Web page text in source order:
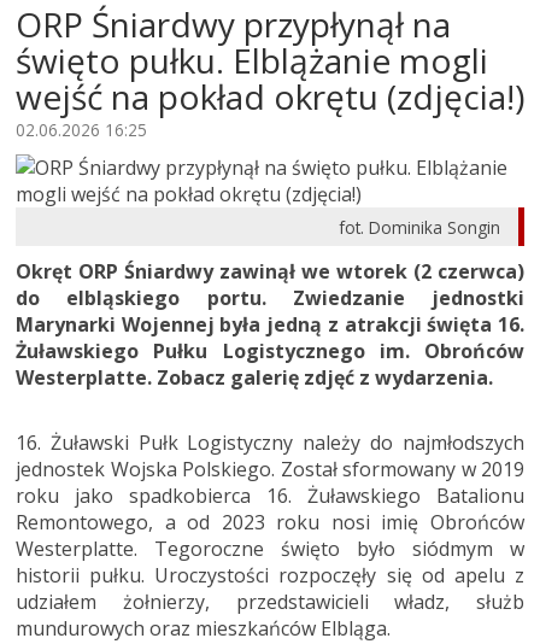
ORP Śniardwy przypłynął na
święto pułku. Elblążanie mogli
wejść na pokład okrętu (zdjęcia!)
02.06.2026 16:25
fot. Dominika Songin
Okręt ORP Śniardwy zawinął we wtorek (2 czerwca)
do elbląskiego portu. Zwiedzanie jednostki
Marynarki Wojennej była jedną z atrakcji święta 16.
Żuławskiego Pułku Logistycznego im. Obrońców
Westerplatte. Zobacz galerię zdjęć z wydarzenia.
16. Żuławski Pułk Logistyczny należy do najmłodszych
jednostek Wojska Polskiego. Został sformowany w 2019
roku jako spadkobierca 16. Żuławskiego Batalionu
Remontowego, a od 2023 roku nosi imię Obrońców
Westerplatte. Tegoroczne święto było siódmym w
historii pułku. Uroczystości rozpoczęły się od apelu z
udziałem żołnierzy, przedstawicieli władz, służb
mundurowych oraz mieszkańców Elbląga.